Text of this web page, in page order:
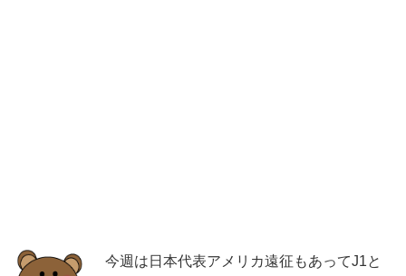
今週は日本代表アメリカ遠征もあってJ1と